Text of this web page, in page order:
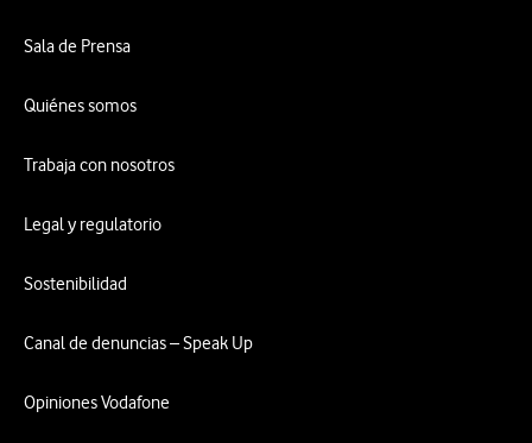
Sala de Prensa
Quiénes somos
Trabaja con nosotros
Legal y regulatorio
Sostenibilidad
Canal de denuncias – Speak Up
Opiniones Vodafone